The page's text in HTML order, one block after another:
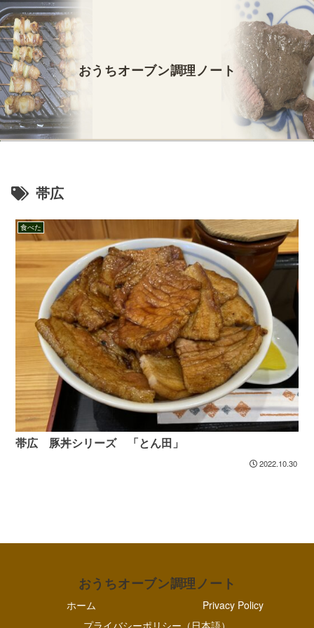
おうちオーブン調理ノート
帯広
食べた
帯広 豚丼シリーズ 「とん田」
2022.10.30
おうちオーブン調理ノート
ホーム
Privacy Policy
プライバシーポリシー（日本語）